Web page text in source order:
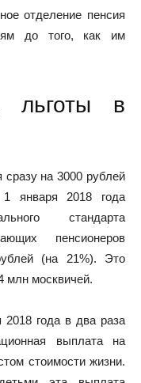
отделение пенсия
до того, как им
льготы в
на 3000 рублей
января 2018 года
стандарта
пенсионеров
(на 21%). Это
млн москвичей.
года в два раза
выплата на
стоимости жизни.